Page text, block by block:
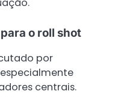
o roll shot
por
centrais.